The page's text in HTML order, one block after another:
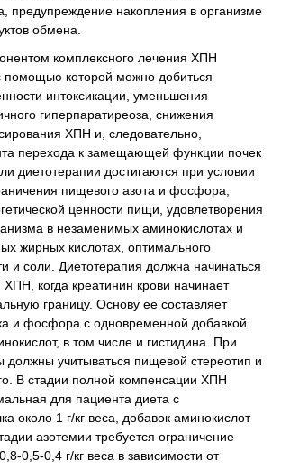
предупреждение накопления в организме
обмена.
комплексного лечения ХПН
помощью которой можно добиться
интоксикации, уменьшения
гиперпаратиреоза, снижения
ХПН и, следовательно,
перехода к замещающей функции почек
диетотерапии достигаются при условии
пищевого азота и фосфора,
ценности пищи, удовлетворения
в незаменимых аминокислотах и
жирных кислотах, оптимального
и соли. Диетотерапия должна начинаться
когда креатинин крови начинает
границу. Основу ее составляет
и фосфора с одновременной добавкой
в том числе и гистидина. При
должны учитываться пищевой стереотип и
В стадии полной компенсации ХПН
для пациента диета с
около 1 г/кг веса, добавок аминокислот
азотемии требуется ограничение
0,5-0,4 г/кг веса в зависимости от